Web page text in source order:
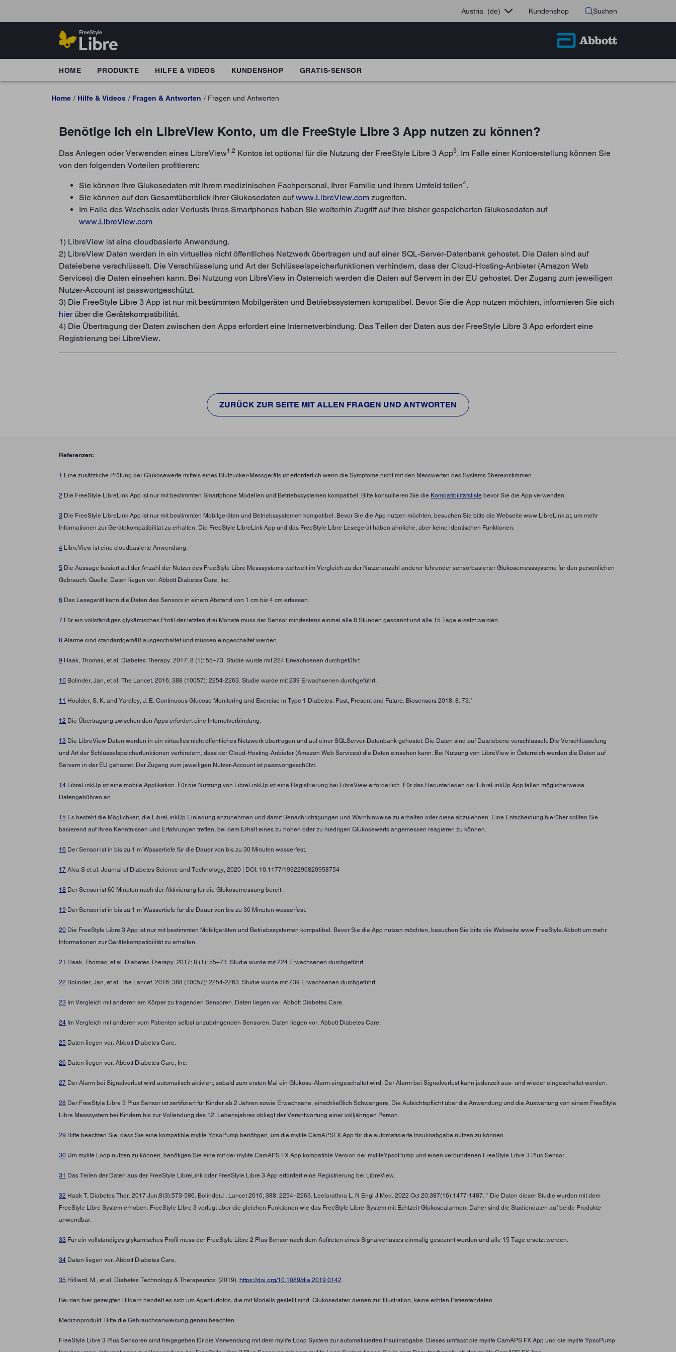
Austria (de) Kundenshop Suchen
HOME PRODUKTE HILFE & VIDEOS KUNDENSHOP GRATIS-SENSOR
Home Hilfe & Videos Fragen & Antworten Fragen und Antworten
Benötige ich ein LibreView Konto, um die FreeStyle Libre 3 App nutzen zu können?
Das Anlegen oder Verwenden eines LibreView1,2 Kontos ist optional für die Nutzung der FreeStyle Libre 3 App3. Im Falle einer Kontoerstellung können Sie
von den folgenden Vorteilen profitieren:
Sie können Ihre Glukosedaten mit Ihrem medizinischen Fachpersonal, Ihrer Familie und Ihrem Umfeld teilen4.
Sie können auf den Gesamtüberblick Ihrer Glukosedaten aufwww.LibreView.com zugreifen.
Im Falle des Wechsels oder Verlusts Ihres Smartphones haben Sie weiterhin Zugriff auf Ihre bisher gespeicherten Glukosedaten auf
www.LibreView.com
1) LibreView ist eine cloudbasierte Anwendung.
2) LibreView Daten werden in ein virtuelles nicht öffentliches Netzwerk übertragen und auf einer SQL-Server-Datenbank gehostet. Die Daten sind auf
Dateiebene verschlüsselt. Die Verschlüsselung und Art der Schlüsselspeicherfunktionen verhindern, dass der Cloud-Hosting-Anbieter (Amazon Web
Services) die Daten einsehen kann. Bei Nutzung von LibreView in Österreich werden die Daten auf Servern in der EU gehostet. Der Zugang zum jeweiligen
Nutzer-Account ist passwortgeschützt.
3) Die FreeStyle Libre 3 App ist nur mit bestimmten Mobilgeräten und Betriebssystemen kompatibel. Bevor Sie die App nutzen möchten, informieren Sie sich
hierüber die Gerätekompatibilität.
4) Die Übertragung der Daten zwischen den Apps erfordert eine Internetverbindung. Das Teilen der Daten aus der FreeStyle Libre 3 App erfordert eine
Registrierung bei LibreView.
ZURÜCK ZUR SEITE MIT ALLEN FRAGEN UND ANTWORTEN
Referenzen:
1 Eine zusätzliche Prüfung der Glukosewerte mittels eines Blutzucker-Messgeräts ist erforderlich wenn die Symptome nicht mit den Messwerten des Systems übereinstimmen.
2 Die FreeStyle LibreLink App ist nur mit bestimmten Smartphone Modellen und Betriebssystemen kompatibel. Bitte konsultieren Sie die Kompatibilitätsliste bevor Sie die App verwenden.
3 Die FreeStyle LibreLink App ist nur mit bestimmten Mobilgeräten und Betriebssystemen kompatibel. Bevor Sie die App nutzen möchten, besuchen Sie bitte die Webseite www.LibreLink.at, um mehr
Informationen zur Gerätekompatibilität zu erhalten. Die FreeStyle LibreLink App und das FreeStyle Libre Lesegerät haben ähnliche, aber keine identischen Funktionen.
4 LibreView ist eine cloudbasierte Anwendung.
5 Die Aussage basiert auf der Anzahl der Nutzer des FreeStyle Libre Messsystems weltweit im Vergleich zu der Nutzeranzahl anderer führender sensorbasierter Glukosemesssysteme für den persönlichen
Gebrauch. Quelle: Daten liegen vor. Abbott Diabetes Care, Inc.
6 Das Lesegerät kann die Daten des Sensors in einem Abstand von 1 cm bis 4 cm erfassen.
7 Für ein vollständiges glykämisches Profil der letzten drei Monate muss der Sensor mindestens einmal alle 8 Stunden gescannt und alle 15 Tage ersetzt werden.
8 Alarme sind standardgemäß ausgeschaltet und müssen eingeschaltet werden.
9 Haak, Thomas, et al. Diabetes Therapy. 2017; 8 (1): 55–73. Studie wurde mit 224 Erwachsenen durchgeführt
10 Bolinder, Jan, et al. The Lancet. 2016; 388 (10057): 2254-2263. Studie wurde mit 239 Erwachsenen durchgeführt.
11 Houlder, S. K. and Yardley, J. E. Continuous Glucose Monitoring and Exercise in Type 1 Diabetes: Past, Present and Future. Biosensors 2018; 8: 73."
12 Die Übertragung zwischen den Apps erfordert eine Internetverbindung.
13 Die LibreView Daten werden in ein virtuelles nicht öffentliches Netzwerk übertragen und auf einer SQLServer-Datenbank gehostet. Die Daten sind auf Dateiebene verschlüsselt. Die Verschlüsselung
und Art der Schlüsselspeicherfunktionen verhindern, dass der Cloud-Hosting-Anbieter (Amazon Web Services) die Daten einsehen kann. Bei Nutzung von LibreView in Österreich werden die Daten auf
Servern in der EU gehostet. Der Zugang zum jeweiligen Nutzer-Account ist passwortgeschützt.
14 LibreLinkUp ist eine mobile Applikation. Für die Nutzung von LibreLinkUp ist eine Registrierung bei LibreView erforderlich. Für das Herunterladen der LibreLinkUp App fallen möglicherweise
Datengebühren an.
15 Es besteht die Möglichkeit, die LibreLinkUp Einladung anzunehmen und damit Benachrichtigungen und Warnhinweise zu erhalten oder diese abzulehnen. Eine Entscheidung hierüber sollten Sie
basierend auf Ihren Kenntnissen und Erfahrungen treffen, bei dem Erhalt eines zu hohen oder zu niedrigen Glukosewerts angemessen reagieren zu können.
16 Der Sensor ist in bis zu 1 m Wassertiefe für die Dauer von bis zu 30 Minuten wasserfest.
17 Alva S et al. Journal of Diabetes Science and Technology, 2020 | DOI: 10.1177/1932296820958754
18 Der Sensor ist 60 Minuten nach der Aktivierung für die Glukosemessung bereit.
19 Der Sensor ist in bis zu 1 m Wassertiefe für die Dauer von bis zu 30 Minuten wasserfest.
20 Die FreeStyle Libre 3 App ist nur mit bestimmten Mobilgeräten und Betriebssystemen kompatibel. Bevor Sie die App nutzen möchten, besuchen Sie bitte die Webseite www.FreeStyle.Abbott um mehr
Informationen zur Gerätekompatibilität zu erhalten.
21 Haak, Thomas, et al. Diabetes Therapy. 2017; 8 (1): 55–73. Studie wurde mit 224 Erwachsenen durchgeführt
22 Bolinder, Jan, et al. The Lancet. 2016; 388 (10057): 2254-2263. Studie wurde mit 239 Erwachsenen durchgeführt.
23 Im Vergleich mit anderen am Körper zu tragenden Sensoren. Daten liegen vor. Abbott Diabetes Care.
24 Im Vergleich mit anderen vom Patienten selbst anzubringenden Sensoren. Daten liegen vor. Abbott Diabetes Care.
25 Daten liegen vor. Abbott Diabetes Care.
26 Daten liegen vor. Abbott Diabetes Care, Inc.
27 Der Alarm bei Signalverlust wird automatisch aktiviert, sobald zum ersten Mal ein Glukose-Alarm eingeschaltet wird. Der Alarm bei Signalverlust kann jederzeit aus- und wieder eingeschaltet werden.
28 Der FreeStyle Libre 3 Plus Sensor ist zertifiziert für Kinder ab 2 Jahren sowie Erwachsene, einschließlich Schwangere. Die Aufsichtspflicht über die Anwendung und die Auswertung von einem FreeStyle
Libre Messsystem bei Kindern bis zur Vollendung des 12. Lebensjahres obliegt der Verantwortung einer volljährigen Person.
29 Bitte beachten Sie, dass Sie eine kompatible mylife YpsoPump benötigen, um die mylife CamAPSFX App für die automatisierte Insulinabgabe nutzen zu können.
30 Um mylife Loop nutzen zu können, benötigen Sie eine mit der mylife CamAPS FX App kompatible Version der mylifeYpsoPump und einen verbundenen FreeStyle Libre 3 Plus Sensor.
31 Das Teilen der Daten aus der FreeStyle LibreLink oder FreeStyle Libre 3 App erfordert eine Registrierung bei LibreView.
32 Haak T, Diabetes Ther. 2017 Jun;8(3):573-586. BolinderJ , Lancet 2016; 388: 2254–2263. Leelarathna L, N Engl J Med. 2022 Oct 20;387(16):1477-1487. * Die Daten dieser Studie wurden mit dem
FreeStyle Libre System erhoben. FreeStyle Libre 3 verfügt über die gleichen Funktionen wie das FreeStyle Libre-System mit Echtzeit-Glukosealarmen. Daher sind die Studiendaten auf beide Produkte
anwendbar.
33 Für ein vollständiges glykämisches Profil muss der FreeStyle Libre 2 Plus Sensor nach dem Auftreten eines Signalverlustes einmalig gescannt werden und alle 15 Tage ersetzt werden.
34 Daten liegen vor. Abbott Diabetes Care.
35 Hilliard, M., et al. Diabetes Technology & Therapeutics. (2019). https://doi.org/10.1089/dia.2019.0142.
Bei den hier gezeigten Bildern handelt es sich um Agenturfotos, die mit Modells gestellt sind. Glukosedaten dienen zur Illustration, keine echten Patientendaten.
Medizinprodukt. Bitte die Gebrauchsanweisung genau beachten.
FreeStyle Libre 3 Plus Sensoren sind freigegeben für die Verwendung mit dem mylife Loop System zur automatisierten Insulinabgabe. Dieses umfasst die mylife CamAPS FX App und die mylife YpsoPump